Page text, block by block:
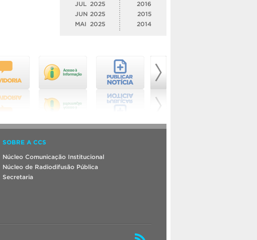
JUL
2025
JUN 2025
MAI
2025
2016
2015
2014
SOBRE A CCS
Núcleo Comunicação Institucional
Núcleo de Radiodifusão Pública
Secretaria